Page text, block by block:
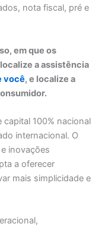
nota fiscal, pré e
em que os
a assistência
você, e localize a
capital 100% nacional
internacional. O
inovações
a oferecer
mais simplicidade e